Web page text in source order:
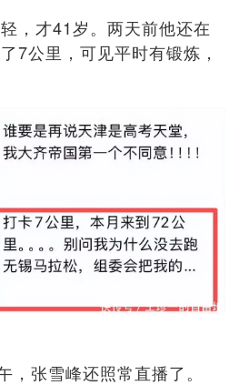
，才41岁。两天前他还在
7公里，可见平时有锻炼，
，张雪峰还照常直播了。